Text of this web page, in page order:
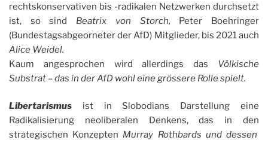
rechtskonservativen bis -radikalen Netzwerken durchsetzt
ist, so sind Beatrix von Storch, Peter Boehringer
(Bundestagsabgeorneter der AfD) Mitglieder, bis 2021 auch
Alice Weidel.
Kaum angesprochen wird allerdings das Völkische
Substrat – das in der AfD wohl eine grössere Rolle spielt.
Libertarismus
ist in Slobodians Darstellung eine
Radikalisierung neoliberalen Denkens, das in den
strategischen Konzepten Murray Rothbards und dessen